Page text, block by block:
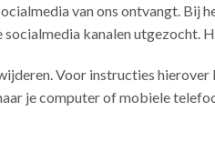
van ons ontvangt. Bij
kanalen utgezocht.
Voor instructies
je computer of mobiele